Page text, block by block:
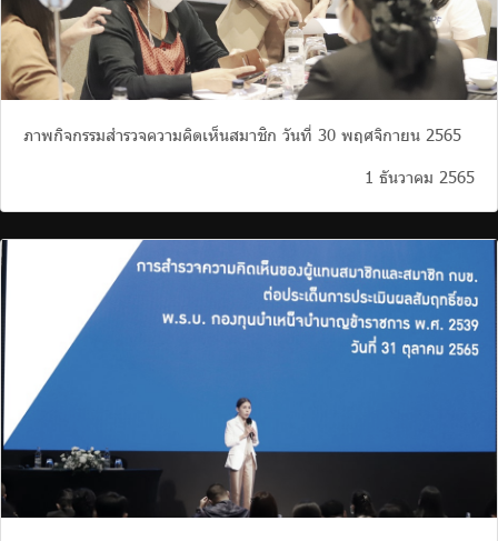
ภาพกิจกรรมสำรวจความคิดเห็นสมาชิก วันที่ 30 พฤศจิกายน 2565
1 ธันวาคม 2565